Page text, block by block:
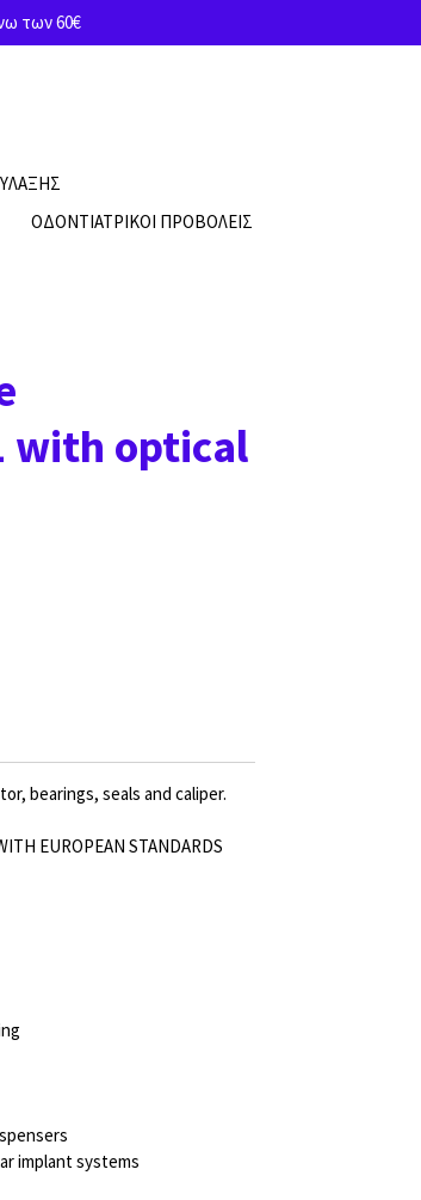
των 60€
ΟΔΟΝΤΙΑΤΡΙΚΟΙ ΠΡΟΒΟΛΕΙΣ
with optical
bearings, seals and caliper.
EUROPEAN STANDARDS
implant systems